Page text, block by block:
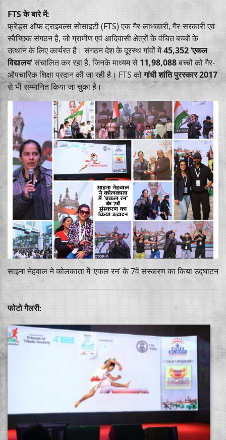
FTS के बारे में:
फ्रेंड्स ऑफ ट्राइबल्स सोसाइटी (FTS) एक गैर-लाभकारी, गैर-सरकारी एवं
स्वैच्छिक संगठन है, जो ग्रामीण एवं आदिवासी क्षेत्रों के वंचित बच्चों के
उत्थान के लिए कार्यरत है। संगठन देश के दूरस्थ गांवों में45,352 ‘एकल
विद्यालय’संचालित कर रहा है, जिनके माध्यम से 11,98,088बच्चों को गैर-
औपचारिक शिक्षा प्रदान की जा रही है। FTS कोगांधी शांति पुरस्कार 2017
से भी सम्मानित किया जा चुका है।
साइना नेहवाल ने कोलकाता में ‘एकल रन’ के 7वें संस्करण का किया उद्घाटन
फोटो गैलरी: